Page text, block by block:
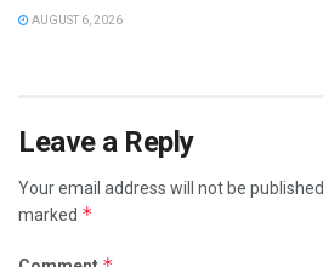
AUGUST 6, 2026
Leave a Reply
Your email address will not be published.
marked *